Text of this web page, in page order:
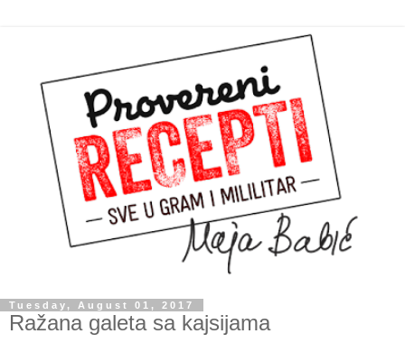
Tuesday, August 01, 2017
Ražana galeta sa kajsijama